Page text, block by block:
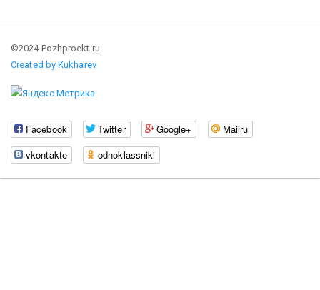
©2024 Pozhproekt.ru
Created by Kukharev
Facebook Twitter Google+
Mailru
vkontakte
odnoklassniki